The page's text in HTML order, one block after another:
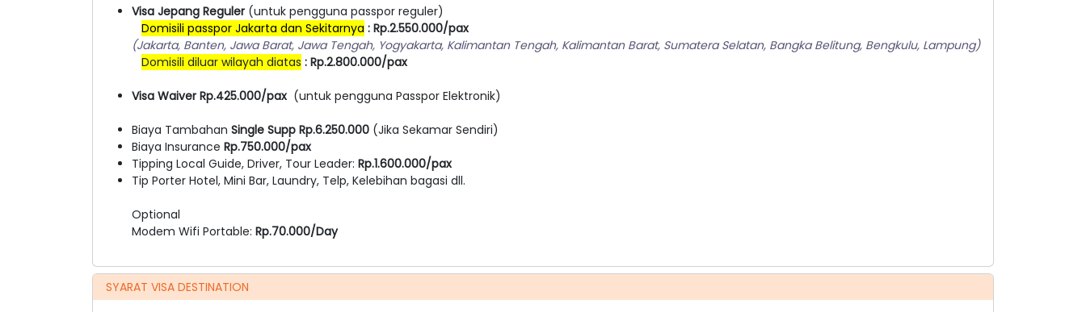
Visa Jepang Reguler (untuk pengguna passpor reguler)
Domisili passpor Jakarta dan Sekitarnya : Rp.2.550.000/pax
(Jakarta, Banten, Jawa Barat, Jawa Tengah, Yogyakarta, Kalimantan Tengah, Kalimantan Barat, Sumatera Selatan, Bangka Belitung, Bengkulu, Lampung)
Domisili diluar wilayah diatas : Rp.2.800.000/pax
Visa Waiver Rp.425.000/pax (untuk pengguna Passpor Elektronik)
Biaya Tambahan Single Supp Rp.6.250.000 (Jika Sekamar Sendiri)
Biaya Insurance Rp.750.000/pax
Tipping Local Guide, Driver, Tour Leader: Rp.1.600.000/pax
Tip Porter Hotel, Mini Bar, Laundry, Telp, Kelebihan bagasi dll.
Optional
Modem Wifi Portable: Rp.70.000/Day
SYARAT VISA DESTINATION